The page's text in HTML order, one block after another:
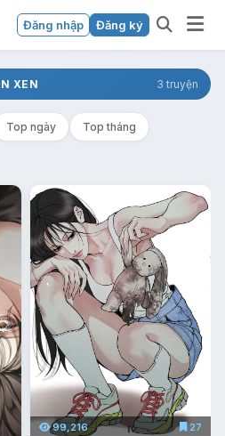
Đăng nhập Đăng ký
XEN 3 truyện
Top ngày Top tháng
99,216 27